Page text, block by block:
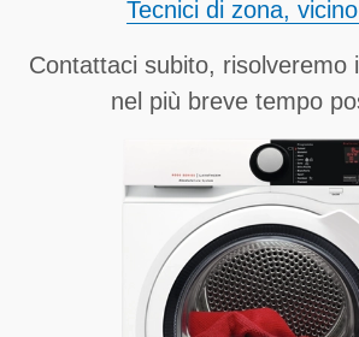
Tecnici di zona,
Contattaci subito, risolveremo
nel più breve tempo